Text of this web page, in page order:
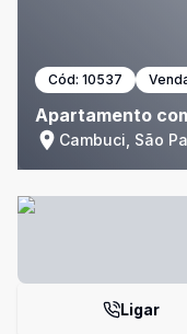
Cód: 10537
Apartamento
Cambuci, São
Ligar